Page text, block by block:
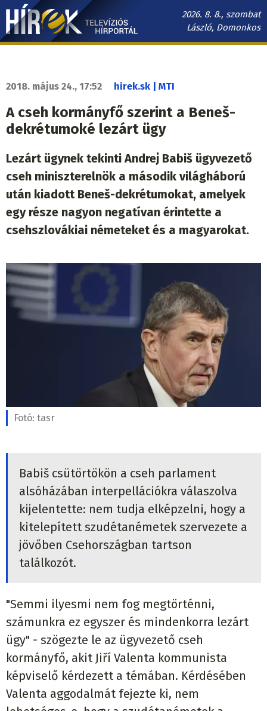
Ugrás
tartalomra
2026. 8. 8., szombat
László, Domonkos
Hírek.sk
navigáció
2018. május 24., 17:52 hirek.sk | MTI
A cseh kormányfő szerint a Beneš-
dekrétumoké lezárt ügy
Lezárt ügynek tekinti Andrej Babiš ügyvezető
cseh miniszterelnök a második világháború
után kiadott Beneš-dekrétumokat, amelyek
egy része nagyon negatívan érintette a
csehszlovákiai németeket és a magyarokat.
Fotó: tasr
Babiš csütörtökön a cseh parlament
alsóházában interpellációkra válaszolva
kijelentette: nem tudja elképzelni, hogy a
kitelepített szudétanémetek szervezete a
jövőben Csehországban tartson
találkozót.
"Semmi ilyesmi nem fog megtörténni,
számunkra ez egyszer és mindenkorra lezárt
ügy" - szögezte le az ügyvezető cseh
kormányfő, akit Jiří Valenta kommunista
képviselő kérdezett a témában. Kérdésében
Valenta aggodalmát fejezte ki, nem